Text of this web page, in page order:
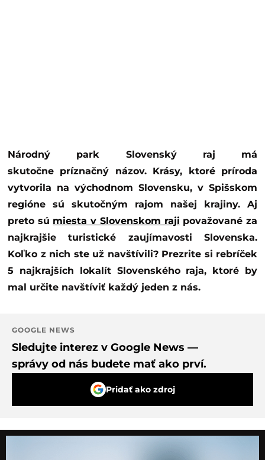
Národný park Slovenský raj má
skutočne príznačný názov. Krásy, ktoré príroda
vytvorila na východnom Slovensku, v Spišskom
regióne sú skutočným rajom našej krajiny. Aj
preto sú miesta v Slovenskom raji považované za
najkrajšie turistické zaujímavosti Slovenska.
Koľko z nich ste už navštívili? Prezrite si rebríček
5 najkrajších lokalít Slovenského raja, ktoré by
mal určite navštíviť každý jeden z nás.
GOOGLE NEWS
Sledujte interez v Google News —
správy od nás budete mať ako prví.
Pridať ako zdroj